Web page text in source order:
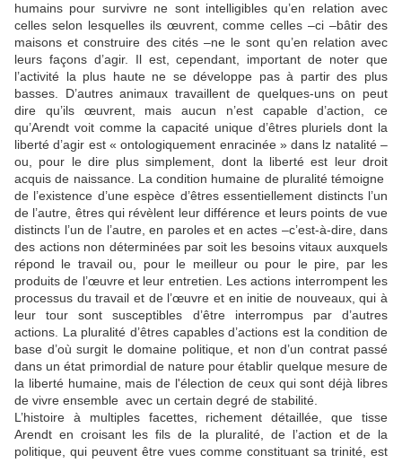
humains pour survivre ne sont intelligibles qu’en relation avec
celles selon lesquelles ils œuvrent, comme celles –ci –bâtir des
maisons et construire des cités –ne le sont qu’en relation avec
leurs façons d’agir. Il est, cependant, important de noter que
l’activité la plus haute ne se développe pas à partir des plus
basses. D’autres animaux travaillent de quelques-uns on peut
dire qu’ils œuvrent, mais aucun n’est capable d’action, ce
qu’Arendt voit comme la capacité unique d’êtres pluriels dont la
liberté d’agir est « ontologiquement enracinée » dans lz natalité –
ou, pour le dire plus simplement, dont la liberté est leur droit
acquis de naissance. La condition humaine de pluralité témoigne
de l’existence d’une espèce d’êtres essentiellement distincts l’un
de l’autre, êtres qui révèlent leur différence et leurs points de vue
distincts l’un de l’autre, en paroles et en actes –c’est-à-dire, dans
des actions non déterminées par soit les besoins vitaux auxquels
répond le travail ou, pour le meilleur ou pour le pire, par les
produits de l’œuvre et leur entretien. Les actions interrompent les
processus du travail et de l’œuvre et en initie de nouveaux, qui à
leur tour sont susceptibles d’être interrompus par d’autres
actions. La pluralité d’êtres capables d’actions est la condition de
base d’où surgit le domaine politique, et non d’un contrat passé
dans un état primordial de nature pour établir quelque mesure de
la liberté humaine, mais de l'élection de ceux qui sont déjà libres
de vivre ensemble avec un certain degré de stabilité.
L’histoire à multiples facettes, richement détaillée, que tisse
Arendt en croisant les fils de la pluralité, de l’action et de la
politique, qui peuvent être vues comme constituant sa trinité, est